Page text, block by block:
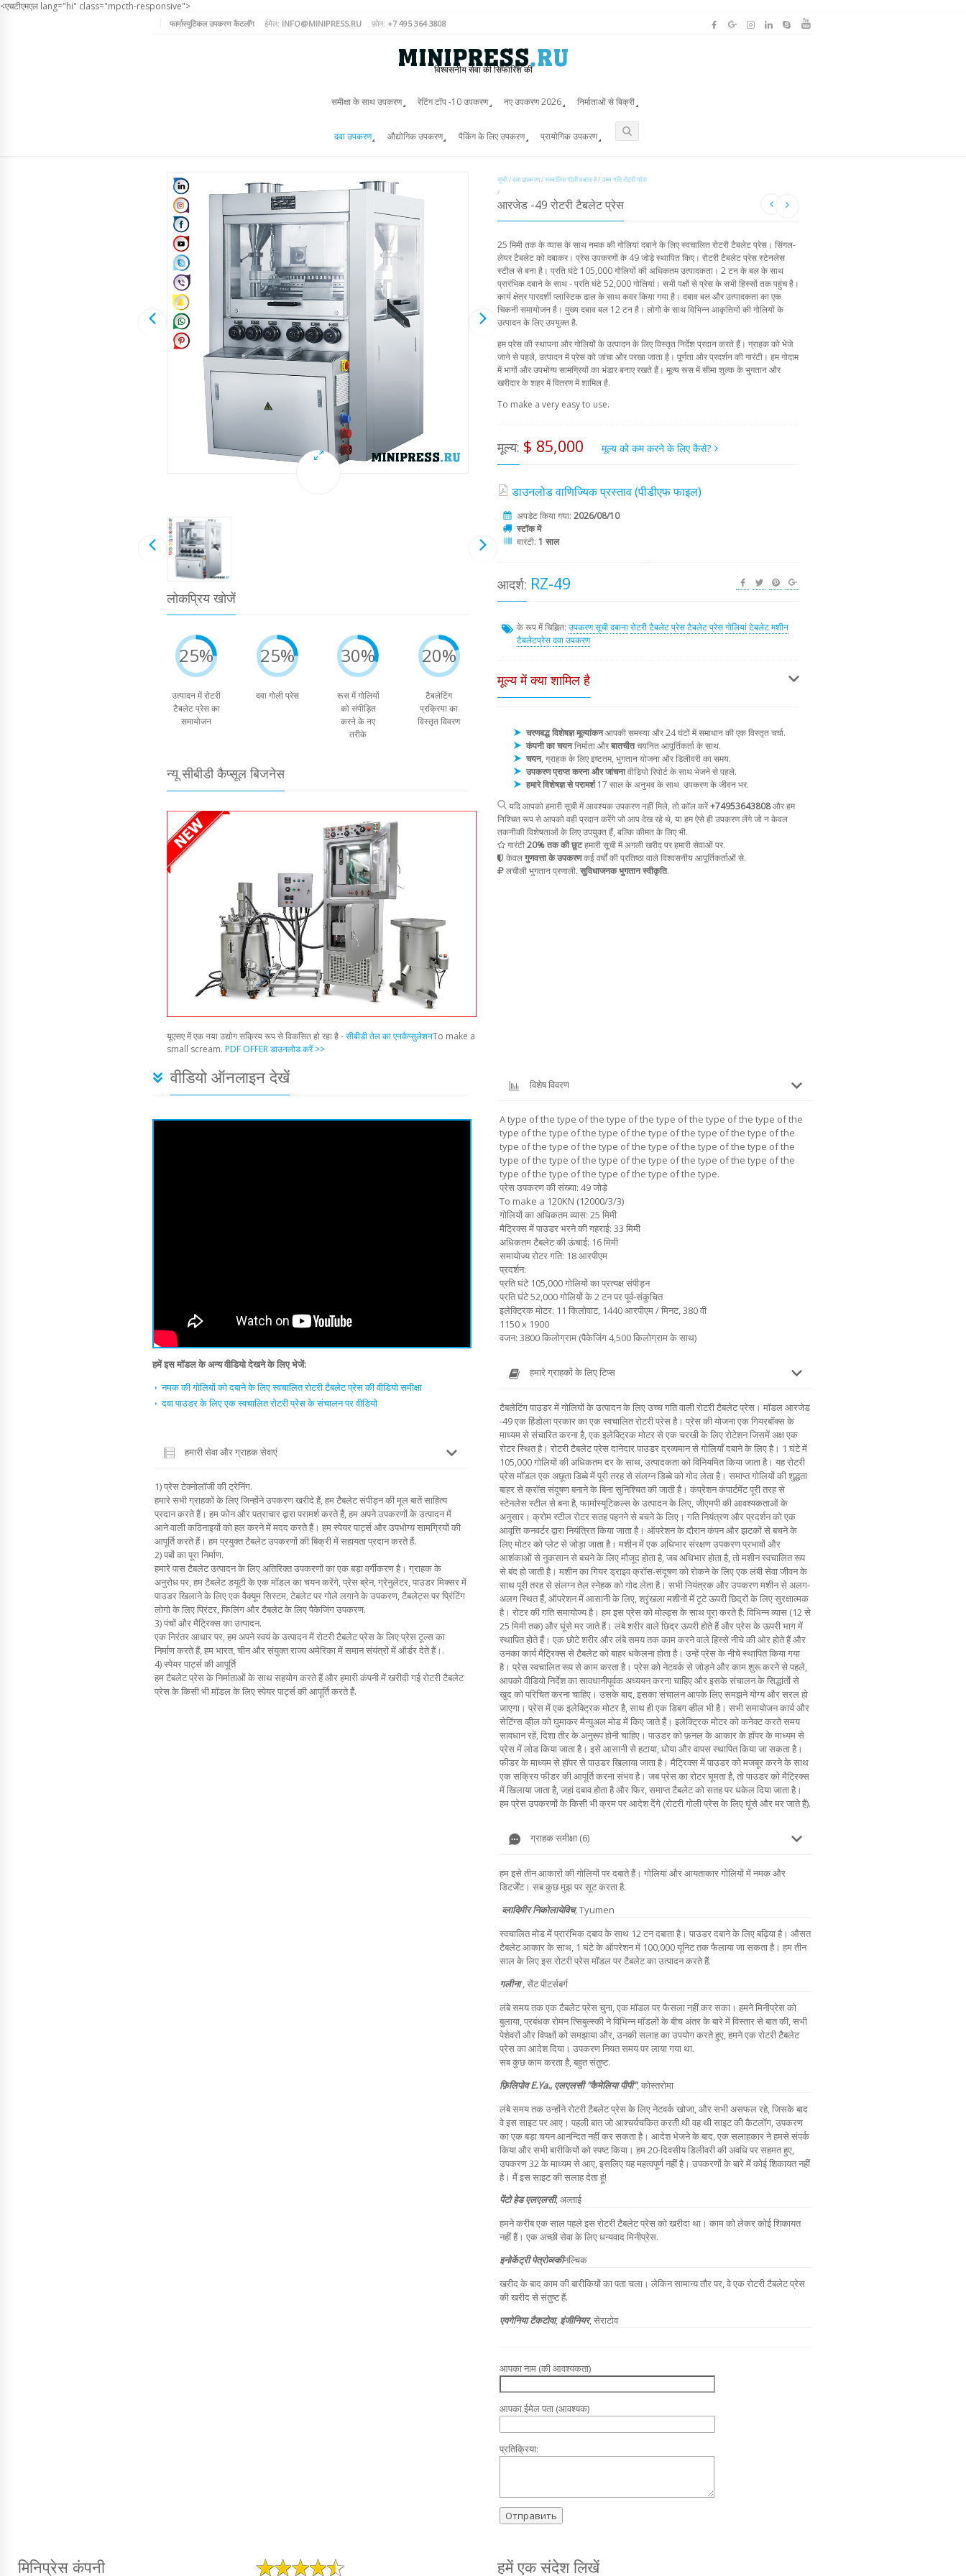
<एचटीएमएल lang="hi" class="mpcth-responsive">
फार्मास्युटिकल उपकरण कैटलॉग ईमेल: INFO@MINIPRESS.RU फ़ोन: +7 495 364 3808
विश्वसनीय सेवा की सिफारिश की
समीक्षा के साथ उपकरण रेटिंग टॉप -10 उपकरण नए उपकरण 2026 निर्माताओं से बिक्री
दवा उपकरण औद्योगिक उपकरण पैकिंग के लिए उपकरण प्रायोगिक उपकरण
लोकप्रिय खोजें
25%
उत्पादन में रोटरी
टैबलेट प्रेस का
समायोजन
25%
दवा गोली प्रेस
30%
रूस में गोलियों
को संपीड़ित
करने के नए
तरीके
20%
टैबलेटिंग
प्रक्रिया का
विस्तृत विवरण
न्यू सीबीडी कैप्सूल बिजनेस
यूएसए में एक नया उद्योग सक्रिय रूप से विकसित हो रहा है -सीबीडी तेल का एनकैप्सुलेशनTo make a
small scream. PDF OFFER डाउनलोड करें >>
सूची/दवा उपकरण/स्वचालित गोली दबाता है/उच्च गति रोटरी प्रेस
/
आरजेड -49 रोटरी टैबलेट प्रेस
25 मिमी तक के व्यास के साथ नमक की गोलियां दबाने के लिए स्वचालित रोटरी टैबलेट प्रेस। सिंगल-
लेयर टैबलेट को दबाकर। प्रेस उपकरणों के 49 जोड़े स्थापित किए। रोटरी टैबलेट प्रेस स्टेनलेस
स्टील से बना है। प्रति घंटे 105,000 गोलियों की अधिकतम उत्पादकता। 2 टन के बल के साथ
प्रारंभिक दबाने के साथ - प्रति घंटे 52,000 गोलियां। सभी पक्षों से प्रेस के सभी हिस्सों तक पहुंच है।
कार्य क्षेत्र पारदर्शी प्लास्टिक ढाल के साथ कवर किया गया है। दबाव बल और उत्पादकता का एक
चिकनी समायोजन है। मुख्य दबाव बल 12 टन है। लोगो के साथ विभिन्न आकृतियों की गोलियों के
उत्पादन के लिए उपयुक्त है.
हम प्रेस की स्थापना और गोलियों के उत्पादन के लिए विस्तृत निर्देश प्रदान करते हैं। ग्राहक को भेजे
जाने से पहले, उत्पादन में प्रेस को जांचा और परखा जाता है। पूर्णता और प्रदर्शन की गारंटी। हम गोदाम
में भागों और उपभोग्य सामग्रियों का भंडार बनाए रखते हैं। मूल्य रूस में सीमा शुल्क के भुगतान और
खरीदार के शहर में वितरण में शामिल है.
To make a very easy to use.
मूल्य: $ 85,000 मूल्य को कम करने के लिए कैसे?
डाउनलोड वाणिज्यिक प्रस्ताव (पीडीएफ फाइल)
अपडेट किया गया: 2026/08/10
स्टॉक में
वारंटी: 1 साल
आदर्श: RZ-49
के रूप में चिह्नित: उपकरण सूचीदबानारोटरी टैबलेट प्रेसटैबलेट प्रेसगोलियांटेबलेट मशीन
टैबलेटप्रेसदवा उपकरण
मूल्य में क्या शामिल है
चरणबद्ध विशेषज्ञ मूल्यांकनआपकी समस्या और 24 घंटों में समाधान की एक विस्तृत चर्चा.
कंपनी का चयननिर्माता औरबातचीतचयनित आपूर्तिकर्ता के साथ.
चयन, ग्राहक के लिए इष्टतम, भुगतान योजना और डिलीवरी का समय.
उपकरण प्राप्त करना और जांचनावीडियो रिपोर्ट के साथ भेजने से पहले.
हमारे विशेषज्ञ से परामर्श17 साल के अनुभव के साथ उपकरण के जीवन भर.
यदि आपको हमारी सूची में आवश्यक उपकरण नहीं मिले, तो कॉल करें+74953643808और हम
निश्चित रूप से आपको वही प्रदान करेंगे जो आप देख रहे थे, या हम ऐसे ही उपकरण लेंगे जो न केवल
तकनीकी विशेषताओं के लिए उपयुक्त हैं, बल्कि कीमत के लिए भी.
गारंटी20% तक की छूटहमारी सूची में अगली खरीद पर हमारी सेवाओं पर.
केवलगुणवत्ता के उपकरणकई वर्षों की प्रतिष्ठा वाले विश्वसनीय आपूर्तिकर्ताओं से.
लचीली भुगतान प्रणाली. सुविधाजनक भुगतान स्वीकृति.
वीडियो ऑनलाइन देखें
हमें इस मॉडल के अन्य वीडियो देखने के लिए भेजें:
नमक की गोलियों को दबाने के लिए स्वचालित रोटरी टैबलेट प्रेस की वीडियो समीक्षा
दवा पाउडर के लिए एक स्वचालित रोटरी प्रेस के संचालन पर वीडियो
हमारी सेवा और ग्राहक सेवाएं
1) प्रेस टेक्नोलॉजी की ट्रेनिंग.
हमारे सभी ग्राहकों के लिए जिन्होंने उपकरण खरीदे हैं, हम टैबलेट संपीड़न की मूल बातें साहित्य
प्रदान करते हैं। हम फोन और पत्राचार द्वारा परामर्श करते हैं, हम अपने उपकरणों के उत्पादन में
आने वाली कठिनाइयों को हल करने में मदद करते हैं। हम स्पेयर पार्ट्स और उपभोग्य सामग्रियों की
आपूर्ति करते हैं। हम प्रयुक्त टैबलेट उपकरणों की बिक्री में सहायता प्रदान करते हैं.
2) पबों का पूरा निर्माण.
हमारे पास टैबलेट उत्पादन के लिए अतिरिक्त उपकरणों का एक बड़ा वर्गीकरण है। ग्राहक के
अनुरोध पर, हम टैबलेट डयूटी के एक मॉडल का चयन करेंगे, प्रेस ब्रेन, ग्रेनुलेटर, पाउडर मिक्सर में
पाउडर खिलाने के लिए एक वैक्यूम सिस्टम, टेबलेट पर गोले लगाने के उपकरण, टैबलेट्स पर प्रिंटिंग
लोगो के लिए प्रिंटर, फिलिंग और टैबलेट के लिए पैकेजिंग उपकरण.
3) पंचों और मैट्रिक्स का उत्पादन.
एक निरंतर आधार पर, हम अपने स्वयं के उत्पादन में रोटरी टैबलेट प्रेस के लिए प्रेस टूल्स का
निर्माण करते हैं, हम भारत, चीन और संयुक्त राज्य अमेरिका में समान संयंत्रों में ऑर्डर देते हैं।.
4) स्पेयर पार्ट्स की आपूर्ति
हम टैबलेट प्रेस के निर्माताओं के साथ सहयोग करते हैं और हमारी कंपनी में खरीदी गई रोटरी टैबलेट
प्रेस के किसी भी मॉडल के लिए स्पेयर पार्ट्स की आपूर्ति करते हैं.
विशेष विवरण
A type of the type of the type of the type of the type of the type of the
type of the type of the type of the type of the type of the type of the
type of the type of the type of the type of the type of the type of the
type of the type of the type of the type of the type of the type of the
type of the type of the type of the type of the type.
प्रेस उपकरण की संख्या: 49 जोड़े
To make a 120KN (12000/3/3)
गोलियों का अधिकतम व्यास: 25 मिमी
मैट्रिक्स में पाउडर भरने की गहराई: 33 मिमी
अधिकतम टैबलेट की ऊंचाई: 16 मिमी
समायोज्य रोटर गति: 18 आरपीएम
प्रदर्शन:
प्रति घंटे 105,000 गोलियों का प्रत्यक्ष संपीड़न
प्रति घंटे 52,000 गोलियों के 2 टन पर पूर्व-संकुचित
इलेक्ट्रिक मोटर: 11 किलोवाट, 1440 आरपीएम / मिनट, 380 वी
1150 x 1900
वजन: 3800 किलोग्राम (पैकेजिंग 4,500 किलोग्राम के साथ)
हमारे ग्राहकों के लिए टिप्स
टैबलेटिंग पाउडर में गोलियों के उत्पादन के लिए उच्च गति वाली रोटरी टैबलेट प्रेस। मॉडल आरजेड
-49 एक हिंडोला प्रकार का एक स्वचालित रोटरी प्रेस है। प्रेस की योजना एक गियरबॉक्स के
माध्यम से संचारित करना है, एक इलेक्ट्रिक मोटर से एक चरखी के लिए रोटेशन जिसमें अक्ष एक
रोटर स्थित है। रोटरी टैबलेट प्रेस दानेदार पाउडर द्रव्यमान से गोलियाँ दबाने के लिए है। 1 घंटे में
105,000 गोलियों की अधिकतम दर के साथ, उत्पादकता को विनियमित किया जाता है। यह रोटरी
प्रेस मॉडल एक अछूता डिब्बे में पूरी तरह से संलग्न डिब्बे को गोद लेता है। समाप्त गोलियों की शुद्धता
बाहर से क्रॉस संदूषण बनाने के बिना सुनिश्चित की जाती है। कंप्रेशन कंपार्टमेंट पूरी तरह से
स्टेनलेस स्टील से बना है, फार्मास्यूटिकल्स के उत्पादन के लिए, जीएमपी की आवश्यकताओं के
अनुसार। क्रोम स्टील रोटर सतह पहनने से बचने के लिए। गति नियंत्रण और प्रदर्शन को एक
आवृत्ति कनवर्टर द्वारा नियंत्रित किया जाता है। ऑपरेशन के दौरान कंपन और झटकों से बचने के
लिए मोटर को प्लेट से जोड़ा जाता है। मशीन में एक अधिभार संरक्षण उपकरण प्रभावों और
आशंकाओं से नुकसान से बचने के लिए मौजूद होता है, जब अधिभार होता है, तो मशीन स्वचालित रूप
से बंद हो जाती है। मशीन का गियर ड्राइव क्रॉस-संदूषण को रोकने के लिए एक लंबी सेवा जीवन के
साथ पूरी तरह से संलग्न तेल स्नेहक को गोद लेता है। सभी नियंत्रक और उपकरण मशीन से अलग-
अलग स्थित हैं, ऑपरेशन में आसानी के लिए, श्रृंखला मशीनों में टूटे ऊपरी छिद्रों के लिए सुरक्षात्मक
है। रोटर की गति समायोज्य है। हम इस प्रेस को मोल्ड्स के साथ पूरा करते हैं: विभिन्न व्यास (12 से
25 मिमी तक) और घूंसे मर जाते हैं। लंबे शरीर वाले छिद्र ऊपरी होते हैं और प्रेस के ऊपरी भाग में
स्थापित होते हैं। एक छोटे शरीर और लंबे समय तक काम करने वाले हिस्से नीचे की ओर होते हैं और
उनका कार्य मैट्रिक्स से टैबलेट को बाहर धकेलना होता है। उन्हें प्रेस के नीचे स्थापित किया गया
है। प्रेस स्वचालित रूप से काम करता है। प्रेस को नेटवर्क से जोड़ने और काम शुरू करने से पहले,
आपको वीडियो निर्देश का सावधानीपूर्वक अध्ययन करना चाहिए और इसके संचालन के सिद्धांतों से
खुद को परिचित करना चाहिए। उसके बाद, इसका संचालन आपके लिए समझने योग्य और सरल हो
जाएगा। प्रेस में एक इलेक्ट्रिक मोटर है, साथ ही एक डिबग व्हील भी है। सभी समायोजन कार्य और
सेटिंग्स व्हील को घुमाकर मैन्युअल मोड में किए जाते हैं। इलेक्ट्रिक मोटर को कनेक्ट करते समय
सावधान रहें, दिशा तीर के अनुरूप होनी चाहिए। पाउडर को फ़नल के आकार के हॉपर के माध्यम से
प्रेस में लोड किया जाता है। इसे आसानी से हटाया, धोया और वापस स्थापित किया जा सकता है।
फीडर के माध्यम से हॉपर से पाउडर खिलाया जाता है। मैट्रिक्स में पाउडर को मजबूर करने के साथ
एक सक्रिय फीडर की आपूर्ति करना संभव है। जब प्रेस का रोटर घूमता है, तो पाउडर को मैट्रिक्स
में खिलाया जाता है, जहां दबाव होता है और फिर, समाप्त टैबलेट को सतह पर धकेल दिया जाता है।
हम प्रेस उपकरणों के किसी भी क्रम पर आदेश देंगे (रोटरी गोली प्रेस के लिए घूंसे और मर जाते हैं).
ग्राहक समीक्षा (6)
हम इसे तीन आकारों की गोलियों पर दबाते हैं। गोलियां और आयताकार गोलियों में नमक और
डिटर्जेंट। सब कुछ मुझ पर सूट करता है.
व्लादिमीर निकोलायेविच,Tyumen
स्वचालित मोड में प्रारंभिक दबाव के साथ 12 टन दबाता है। पाउडर दबाने के लिए बढ़िया है। औसत
टैबलेट आकार के साथ, 1 घंटे के ऑपरेशन में 100,000 यूनिट तक फैलाया जा सकता है। हम तीन
साल के लिए इस रोटरी प्रेस मॉडल पर टैबलेट का उत्पादन करते हैं.
गलीना,सेंट पीटर्सबर्ग
लंबे समय तक एक टैबलेट प्रेस चुना, एक मॉडल पर फैसला नहीं कर सका। हमने मिनीप्रेस को
बुलाया, प्रबंधक रोमन त्सिबुल्स्की ने विभिन्न मॉडलों के बीच अंतर के बारे में विस्तार से बात की, सभी
पेशेवरों और विपक्षों को समझाया और, उनकी सलाह का उपयोग करते हुए, हमने एक रोटरी टैबलेट
प्रेस का आदेश दिया। उपकरण नियत समय पर लाया गया था.
सब कुछ काम करता है, बहुत संतुष्ट.
फ़िलिपोवE.Ya.,एलएलसी "कैमेलिया पीपी", कोस्तरोमा
लंबे समय तक उन्होंने रोटरी टैबलेट प्रेस के लिए नेटवर्क खोजा, और सभी असफल रहे, जिसके बाद
वे इस साइट पर आए। पहली बात जो आश्चर्यचकित करती थी वह थी साइट की कैटलॉग, उपकरण
का एक बड़ा चयन आनन्दित नहीं कर सकता है। आदेश भेजने के बाद, एक सलाहकार ने हमसे संपर्क
किया और सभी बारीकियों को स्पष्ट किया। हम 20-दिवसीय डिलीवरी की अवधि पर सहमत हुए,
उपकरण 32 के माध्यम से आए, इसलिए यह महत्वपूर्ण नहीं है। उपकरणों के बारे में कोई शिकायत नहीं
है। मैं इस साइट की सलाह देता हूं!
पेंटो हेड एलएलसी,अल्ताई
हमने करीब एक साल पहले इस रोटरी टैबलेट प्रेस को खरीदा था। काम को लेकर कोई शिकायत
नहीं हैं। एक अच्छी सेवा के लिए धन्यवाद मिनीप्रेस.
इनोकेंट्री पेत्रोव्स्कीनल्चिक
खरीद के बाद काम की बारीकियों का पता चला। लेकिन सामान्य तौर पर, वे एक रोटरी टैबलेट प्रेस
की खरीद से संतुष्ट हैं.
एवगेनिया टैकटोवा, इंजीनियर, सेराटोव
आपका नाम (की आवश्यकता)
आपका ईमेल पता (आवश्यक)
प्रतिक्रिया:
मिनिप्रेस कंपनी हमें एक संदेश लिखें